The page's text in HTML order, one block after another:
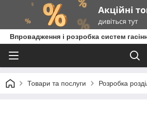
Впровадження і розробка систем
Товари та послуги Розробка